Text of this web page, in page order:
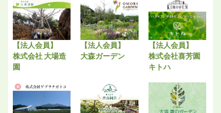
【法人会員】
株式会社 大場造
園
【法人会員】
大森ガーデン
【法人会員】
株式会社喜芳園
キトハ